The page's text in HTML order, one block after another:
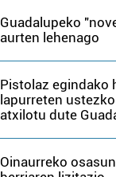
Guadalupeko
aurten lehenago
Pistolaz egindako
lapurreten
atxilotu dute
Oinaurreko